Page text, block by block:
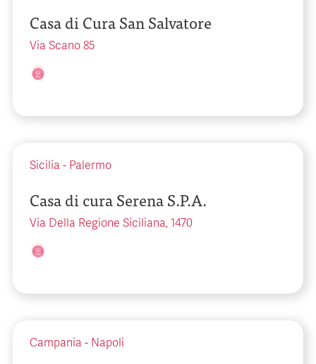
Casa di Cura San Salvatore
Via Scano 85
Sicilia - Palermo
Casa di cura Serena S.P.A.
Via Della Regione Siciliana, 1470
Campania - Napoli